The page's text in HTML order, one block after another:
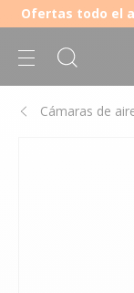
Ofertas todo el
Cámaras de